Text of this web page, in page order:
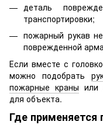
деталь
транспортировки;
пожарный рукав
поврежденной
Если вместе с
можно подобрать
пожарные краны или
для объекта.
Где применяется